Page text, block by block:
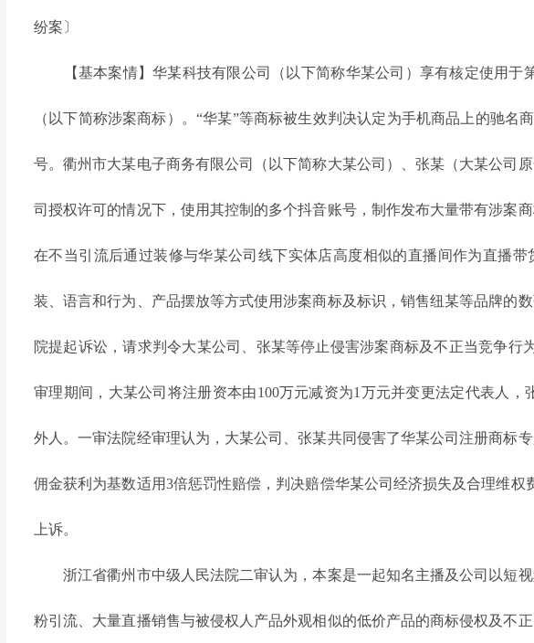
纷案〕
【基本案情】华某科技有限公司（以下简称华某公司）享有核定使用于
（以下简称涉案商标）。“华某”等商标被生效判决认定为手机商品上的驰名
号。衢州市大某电子商务有限公司（以下简称大某公司）、张某（大某公司
司授权许可的情况下，使用其控制的多个抖音账号，制作发布大量带有涉案
在不当引流后通过装修与华某公司线下实体店高度相似的直播间作为直播
装、语言和行为、产品摆放等方式使用涉案商标及标识，销售纽某等品牌的
院提起诉讼，请求判令大某公司、张某等停止侵害涉案商标及不正当竞争行
审理期间，大某公司将注册资本由100万元减资为1万元并变更法定代表人，
外人。一审法院经审理认为，大某公司、张某共同侵害了华某公司注册商标
佣金获利为基数适用3倍惩罚性赔偿，判决赔偿华某公司经济损失及合理维权
上诉。
浙江省衢州市中级人民法院二审认为，本案是一起知名主播及公司以短视
粉引流、大量直播销售与被侵权人产品外观相似的低价产品的商标侵权及不